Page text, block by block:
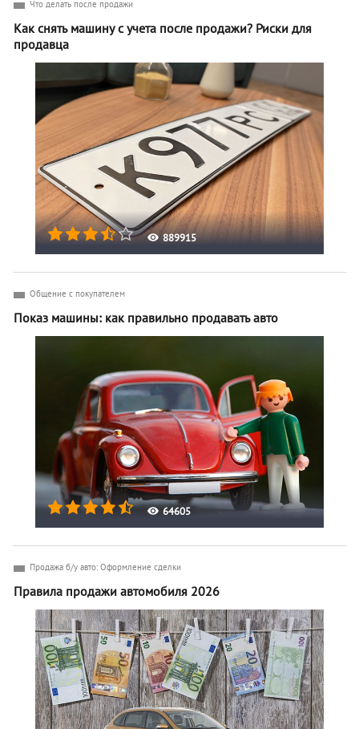
889915
Что делать после продажи
Как снять машину с учета после продажи? Риски для
продавца
64605
Общение с покупателем
Показ машины: как правильно продавать авто
Продажа б/у авто: Оформление сделки
Правила продажи автомобиля 2026